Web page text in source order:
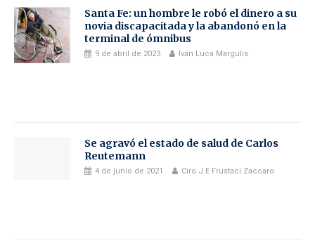
Santa Fe: un hombre le robó el dinero a su
novia discapacitada y la abandonó en la
terminal de ómnibus
9 de abril de 2023 Iván Luca Margulis
Se agravó el estado de salud de Carlos
Reutemann
4 de junio de 2021 Ciro J.E Frustaci Zaccaro